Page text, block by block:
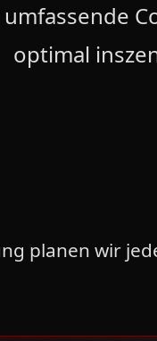
optimal
planen wir